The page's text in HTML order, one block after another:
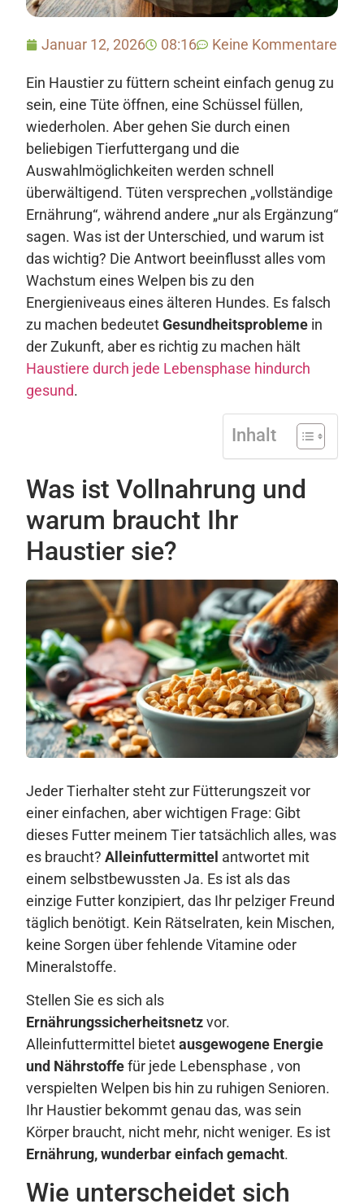
Januar 12, 2026 08:16 Keine Kommentare
Ein Haustier zu füttern scheint einfach genug zu
sein, eine Tüte öffnen, eine Schüssel füllen,
wiederholen. Aber gehen Sie durch einen
beliebigen Tierfuttergang und die
Auswahlmöglichkeiten werden schnell
überwältigend. Tüten versprechen „vollständige
Ernährung“, während andere „nur als Ergänzung“
sagen. Was ist der Unterschied, und warum ist
das wichtig? Die Antwort beeinflusst alles vom
Wachstum eines Welpen bis zu den
Energieniveaus eines älteren Hundes. Es falsch
zu machen bedeutetGesundheitsprobleme in
der Zukunft, aber es richtig zu machen hält
Haustiere durch jede Lebensphase hindurch
gesund.
Inhalt
Was ist Vollnahrung und
warum braucht Ihr
Haustier sie?
Jeder Tierhalter steht zur Fütterungszeit vor
einer einfachen, aber wichtigen Frage: Gibt
dieses Futter meinem Tier tatsächlich alles, was
es braucht? Alleinfuttermittel antwortet mit
einem selbstbewussten Ja. Es ist als das
einzige Futter konzipiert, das Ihr pelziger Freund
täglich benötigt. Kein Rätselraten, kein Mischen,
keine Sorgen über fehlende Vitamine oder
Mineralstoffe.
Stellen Sie es sich als
Ernährungssicherheitsnetzvor.
Alleinfuttermittel bietetausgewogene Energie
und Nährstoffefür jede Lebensphase , von
verspielten Welpen bis hin zu ruhigen Senioren.
Ihr Haustier bekommt genau das, was sein
Körper braucht, nicht mehr, nicht weniger. Es ist
Ernährung, wunderbar einfach gemacht.
Wie unterscheidet sich